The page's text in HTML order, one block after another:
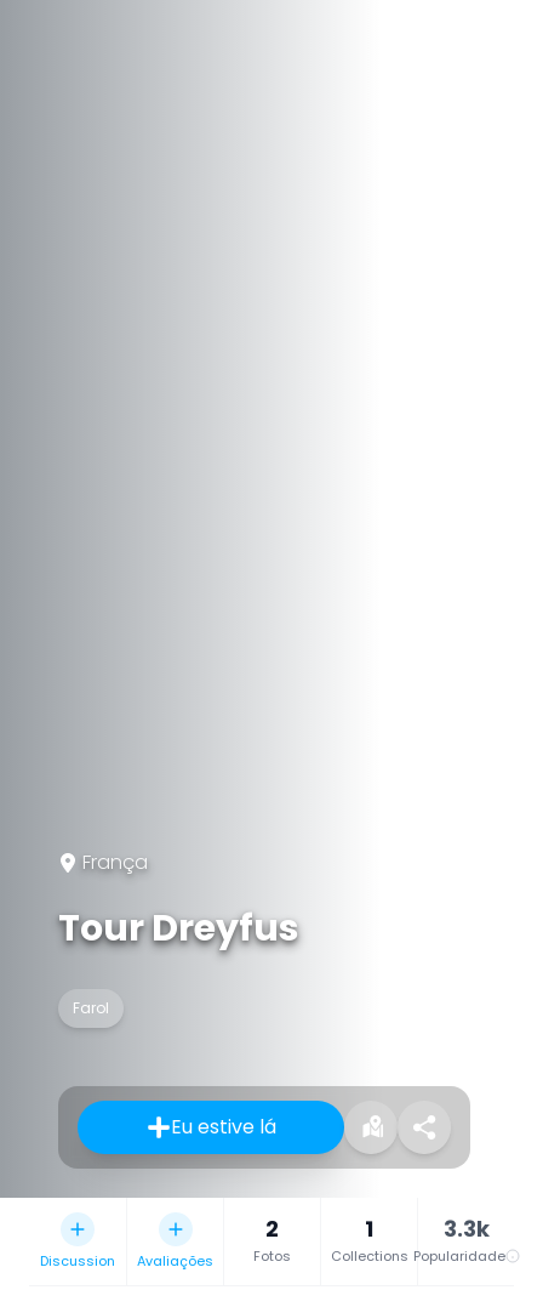
França
Tour Dreyfus
Farol
Eu estive lá
Discussion Avaliações
2
Fotos
1
Collections
3.3k
Popularidade